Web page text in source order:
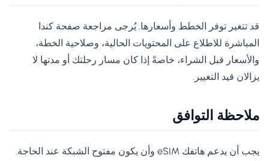
قد تتغير توفر الخطط وأسعارها. يُرجى مراجعة صفحة كندا
المباشرة للاطلاع على المحتويات الحالية، وصلاحية الخطة،
والأسعار قبل الشراء، خاصةً إذا كان مسار رحلتك أو مدتها لا
يزالان قيد التغيير.
ملاحظة التوافق
يجب أن يدعم هاتفك eSIM وأن يكون مفتوح الشبكة عند الحاجة.